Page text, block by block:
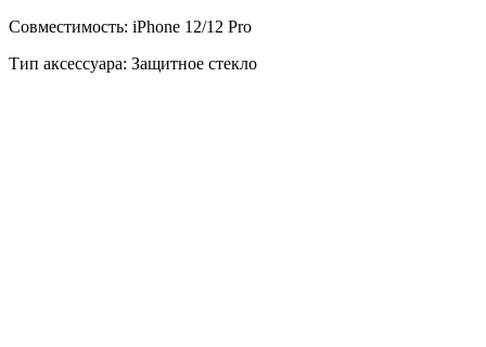
Совместимость: iPhone 12/12 Pro
Тип аксессуара: Защитное стекло